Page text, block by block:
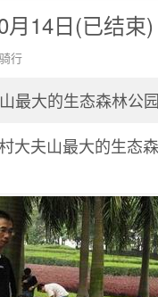
月14日(已结束)
行
最大的生态森林公
大夫山最大的生态